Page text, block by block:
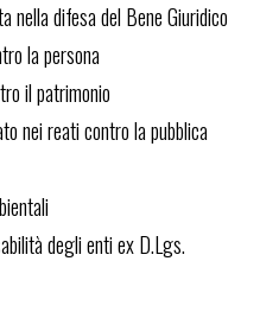
nella difesa del Bene Giuridico
la persona
il patrimonio
nei reati contro la pubblica
degli enti ex D.Lgs.